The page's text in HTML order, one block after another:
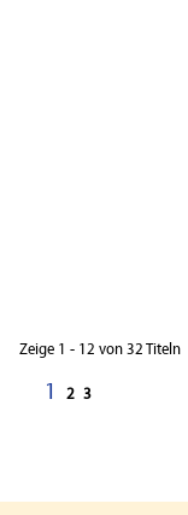
Zeige 1 - 12 von 32 Titeln
1 2 3